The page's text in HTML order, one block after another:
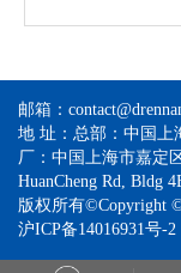
邮箱：
地 址：总部：中国上
厂：中国上海市嘉定
HuanCheng Rd, Bldg
版权所有©Copyright
沪ICP备14016931号-2